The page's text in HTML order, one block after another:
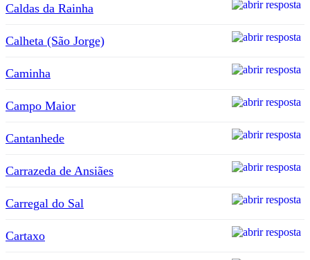
Caldas da Rainha
Calheta (São Jorge)
Caminha
Campo Maior
Cantanhede
Carrazeda de Ansiães
Carregal do Sal
Cartaxo